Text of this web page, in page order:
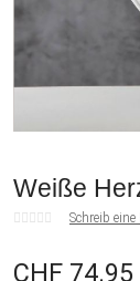
Weiße
Schreib
CHF 74.95